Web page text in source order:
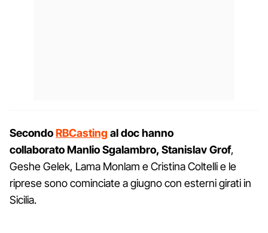
SecondoRBCasting al doc hanno
collaborato Manlio Sgalambro, Stanislav Grof,
Geshe Gelek, Lama Monlam e Cristina Coltelli e le
riprese sono cominciate a giugno con esterni girati in
Sicilia.